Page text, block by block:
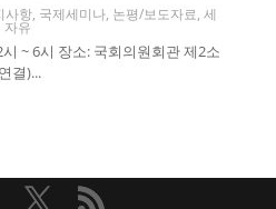
사항, 국제세미나, 논평/보도자료, 세
자유
~ 6시 장소: 국회의원회관 제2소
결)...